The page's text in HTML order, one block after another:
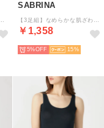
SABRINA
￥1,358
5% 15